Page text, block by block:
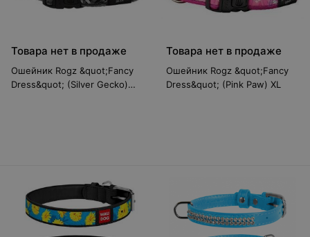
Товара нет в продаже
Ошейник Rogz &quot;Fancy
Dress&quot; (Silver Gecko)
Товара нет в продаже
Ошейник Rogz &quot;Fancy
Dress&quot; (Pink Paw) XL